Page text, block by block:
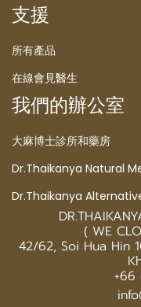
支援
所有產品
在線會見醫生
我們的辦公室
大麻博士診所和藥房
Dr.Thaikanya Natural
Dr.Thaikanya
( WE
42/62, Soi Hua Hin
+66